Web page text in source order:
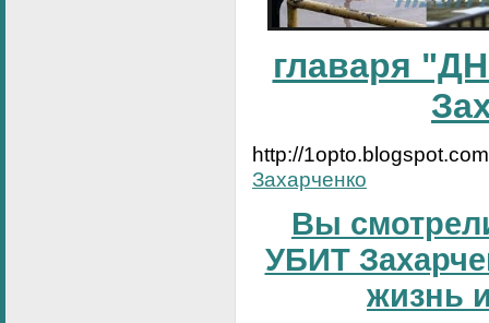
главаря
http://
Захарченко
Вы
УБИТ
жизнь